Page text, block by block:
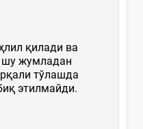
қилади ва
шу жумладан
тўлашда
этилмайди.